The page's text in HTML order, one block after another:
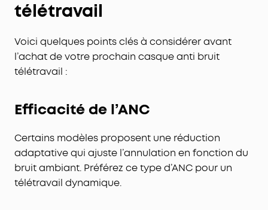
télétravail
Voici quelques points clés à considérer avant
l’achat de votre prochain casque anti bruit
télétravail :
Efficacité de l’ANC
Certains modèles proposent une réduction
adaptative qui ajuste l’annulation en fonction du
bruit ambiant. Préférez ce type d’ANC pour un
télétravail dynamique.